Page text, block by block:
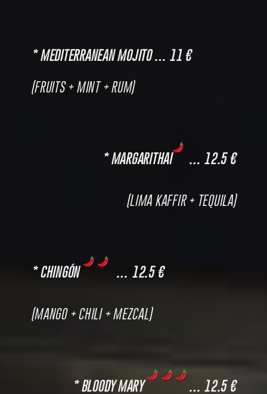
* MEDITERRANEAN MOJITO … 11 €
(FRUITS + MINT + RUM)
* MARGARITHAI … 12.5 €
(LIMA KAFFIR + TEQUILA)
* CHINGÓN … 12.5 €
(MANGO + CHILI + MEZCAL)
* BLOODY MARY … 12.5 €